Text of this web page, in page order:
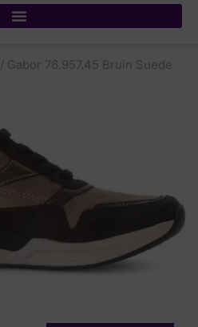
/ Gabor 76.957.45 Bruin Suede